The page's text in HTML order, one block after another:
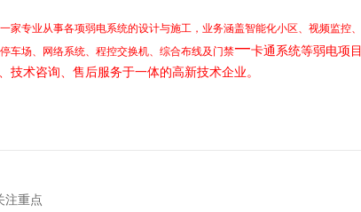
家专业从事各项弱电系统的设计与施工，业务涵盖智能化小区、视频监控、
车场、网络系统、程控交换机、综合布线及门禁一卡通系统等弱电项目
技术咨询、售后服务于一体的高新技术企业。
注重点